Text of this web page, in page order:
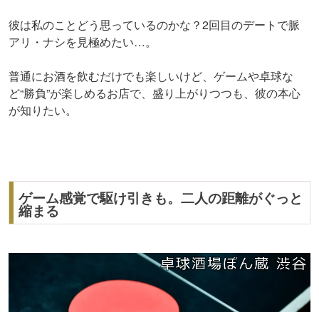
彼は私のことどう思っているのかな？2回目のデートで脈
アリ・ナシを見極めたい…。
普通にお酒を飲むだけでも楽しいけど、ゲームや卓球な
ど“勝負”が楽しめるお店で、盛り上がりつつも、彼の本心
が知りたい。
ゲーム感覚で駆け引きも。二人の距離がぐっと
縮まる